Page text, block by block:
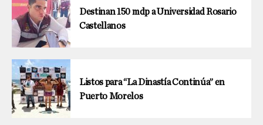
Destinan 150 mdp a Universidad Rosario
Castellanos
Listos para “La Dinastía Continúa” en
Puerto Morelos